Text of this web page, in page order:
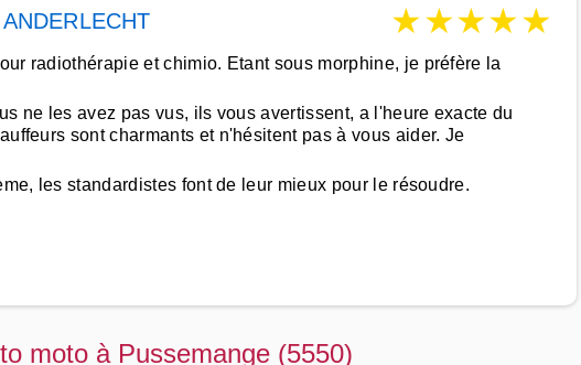
ANDERLECHT ★★★★★
radiothérapie et chimio. Etant sous morphine, je préfère la
ne les avez pas vus, ils vous avertissent, a l'heure exacte du
sont charmants et n'hésitent pas à vous aider. Je
les standardistes font de leur mieux pour le résoudre.
moto à Pussemange (5550)